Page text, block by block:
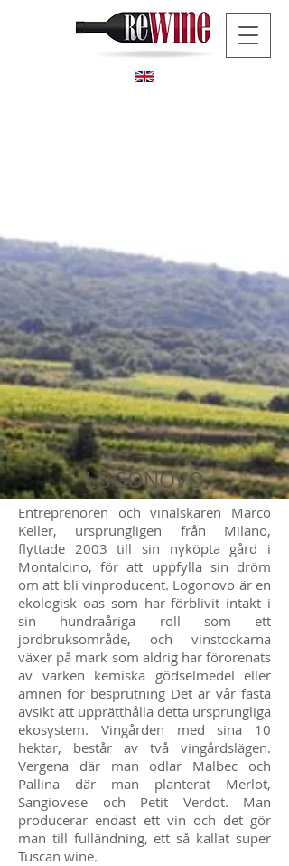
LOGONOVO
Entreprenören och vinälskaren Marco
Keller, ursprungligen från Milano,
flyttade 2003 till sin nyköpta gård i
Montalcino, för att uppfylla sin dröm
om att bli vinproducent. Logonovo är en
ekologisk oas som har förblivit intakt i
sin hundraåriga roll som ett
jordbruksområde, och vinstockarna
växer på mark som aldrig har förorenats
av varken kemiska gödselmedel eller
ämnen för besprutning Det är vår fasta
avsikt att upprätthålla detta ursprungliga
ekosystem. Vingården med sina 10
hektar, består av två vingårdslägen.
Vergena där man odlar Malbec och
Pallina där man planterat Merlot,
Sangiovese och Petit Verdot. Man
producerar endast ett vin och det gör
man till fulländning, ett så kallat super
Tuscan wine.